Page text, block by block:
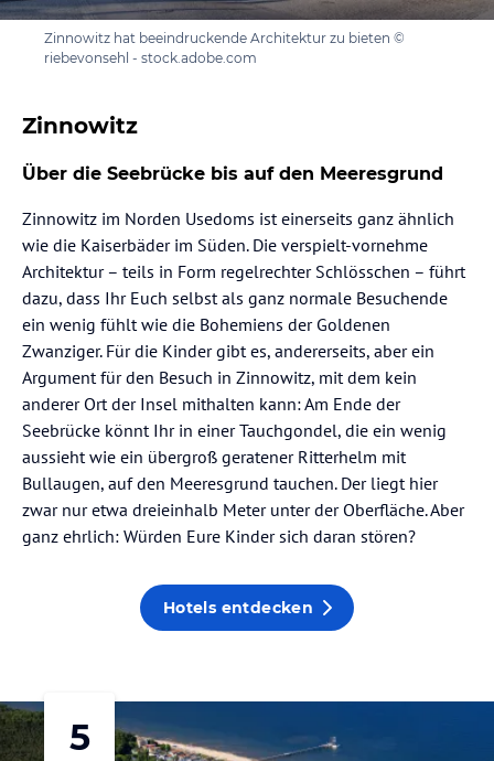
Zinnowitz hat beeindruckende Architektur zu bieten ©
riebevonsehl - stock.adobe.com
Zinnowitz
Über die Seebrücke bis auf den Meeresgrund
Zinnowitz im Norden Usedoms ist einerseits ganz ähnlich
wie die Kaiserbäder im Süden. Die verspielt-vornehme
Architektur – teils in Form regelrechter Schlösschen – führt
dazu, dass Ihr Euch selbst als ganz normale Besuchende
ein wenig fühlt wie die Bohemiens der Goldenen
Zwanziger. Für die Kinder gibt es, andererseits, aber ein
Argument für den Besuch in Zinnowitz, mit dem kein
anderer Ort der Insel mithalten kann: Am Ende der
Seebrücke könnt Ihr in einer Tauchgondel, die ein wenig
aussieht wie ein übergroß geratener Ritterhelm mit
Bullaugen, auf den Meeresgrund tauchen. Der liegt hier
zwar nur etwa dreieinhalb Meter unter der Oberfläche. Aber
ganz ehrlich: Würden Eure Kinder sich daran stören?
Hotels entdecken
5